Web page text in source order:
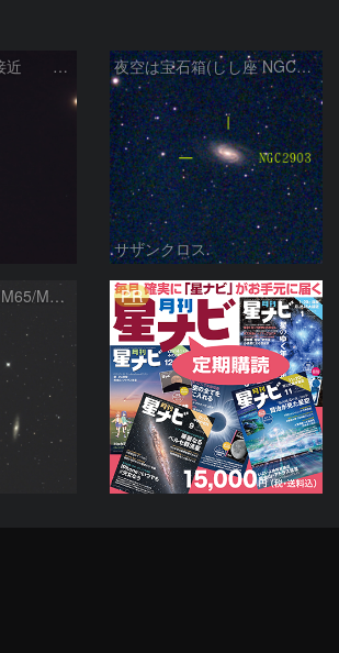
金星とレグルスの接近 260709 夜空は宝石箱(しし座 NGC2903) Seestar50
サザンクロス
しし座トリオ銀河 (M65/M66/NGC3628) 2026/05/11 PR